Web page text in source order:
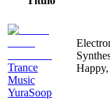
Trance
Music
YuraSoop